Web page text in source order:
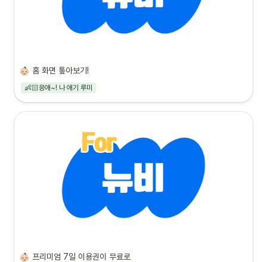
홈 화면 톺아보기!
👶🏻응애~! 나 애기 루미
프리미엄 7일 이용권이 무료로